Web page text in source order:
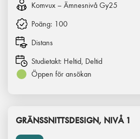
Komvux – Ämnesnivå Gy25
Poäng: 100
Distans
Studietakt: Heltid, Deltid
Öppen för ansökan
GRÄNSSNITTSDESIGN, NIVÅ 1